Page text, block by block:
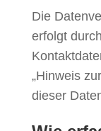
Die
erfolgt
„Hinweis
dieser